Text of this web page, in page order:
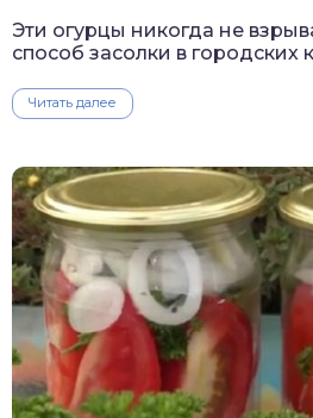
Эти огурцы никогда не
способ засолки в городских
Читать далее